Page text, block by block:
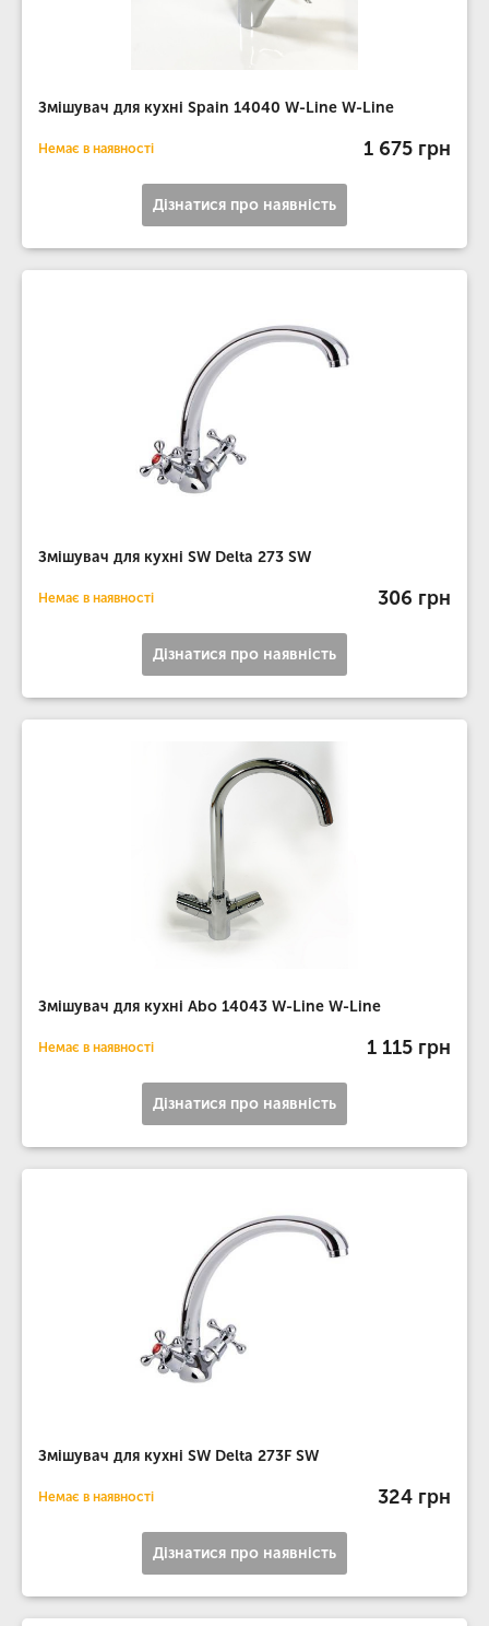
Змішувач для кухні Spain 14040 W-Line W-Line
Немає в наявності 1 675 грн
Дізнатися про наявність
Змішувач для кухні SW Delta 273 SW
Немає в наявності 306 грн
Дізнатися про наявність
Змішувач для кухні Abo 14043 W-Line W-Line
Немає в наявності 1 115 грн
Дізнатися про наявність
Змішувач для кухні SW Delta 273F SW
Немає в наявності 324 грн
Дізнатися про наявність